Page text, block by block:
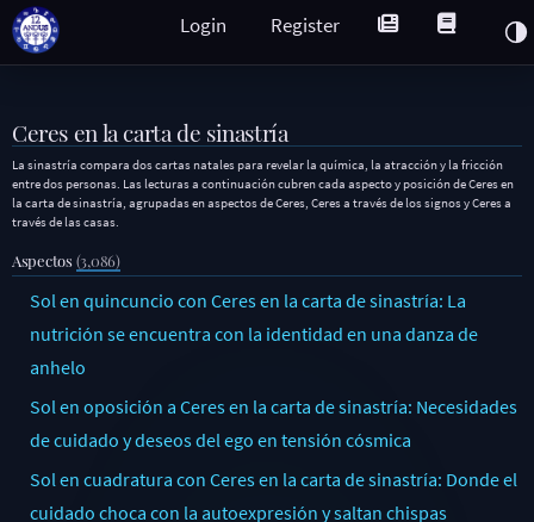
Register
Login
Ceres en la carta de sinastría
La sinastría compara dos cartas natales para revelar la química, la atracción y la fricción
entre dos personas. Las lecturas a continuación cubren cada aspecto y posición de Ceres en
la carta de sinastría, agrupadas en aspectos de Ceres, Ceres a través de los signos y Ceres a
través de las casas.
Aspectos(3,086)
Sol en quincuncio con Ceres en la carta de sinastría: La
nutrición se encuentra con la identidad en una danza de
anhelo
Sol en oposición a Ceres en la carta de sinastría: Necesidades
de cuidado y deseos del ego en tensión cósmica
Sol en cuadratura con Ceres en la carta de sinastría: Donde el
cuidado choca con la autoexpresión y saltan chispas